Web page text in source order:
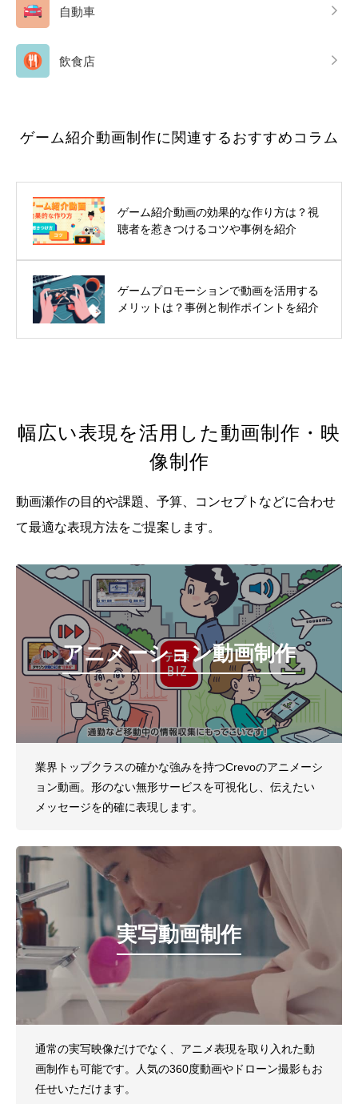
自動車
飲食店
ゲーム紹介動画制作に関連するおすすめコラム
ゲーム紹介動画の効果的な作り方は？視
聴者を惹きつけるコツや事例を紹介
ゲームプロモーションで動画を活用する
メリットは？事例と制作ポイントを紹介
幅広い表現を活用した動画制作・映
像制作
動画瀬作の目的や課題、予算、コンセプトなどに合わせ
て最適な表現方法をご提案します。
アニメーション動画制作
業界トップクラスの確かな強みを持つCrevoのアニメーシ
ョン動画。形のない無形サービスを可視化し、伝えたい
メッセージを的確に表現します。
実写動画制作
通常の実写映像だけでなく、アニメ表現を取り入れた動
画制作も可能です。人気の360度動画やドローン撮影もお
任せいただけます。